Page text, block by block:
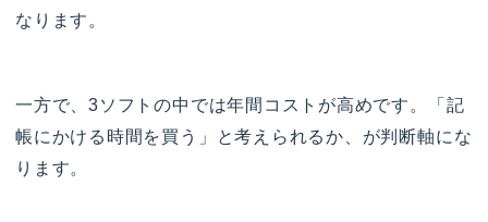
なります。
一方で、3ソフトの中では年間コストが高めです。「記
帳にかける時間を買う」と考えられるか、が判断軸にな
ります。